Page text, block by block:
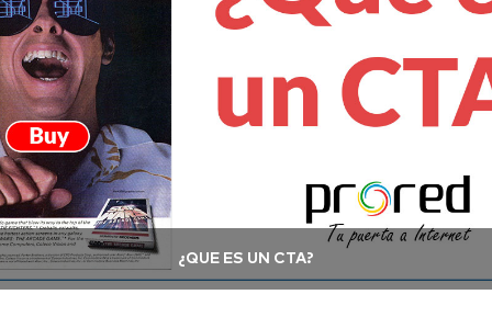
¿QUÉ ES UN CTA?